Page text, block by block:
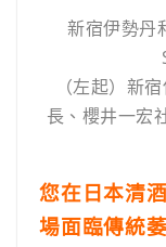
新宿伊勢丹
（左起）新
長、櫻井一宏
您在日本清
場面臨傳統